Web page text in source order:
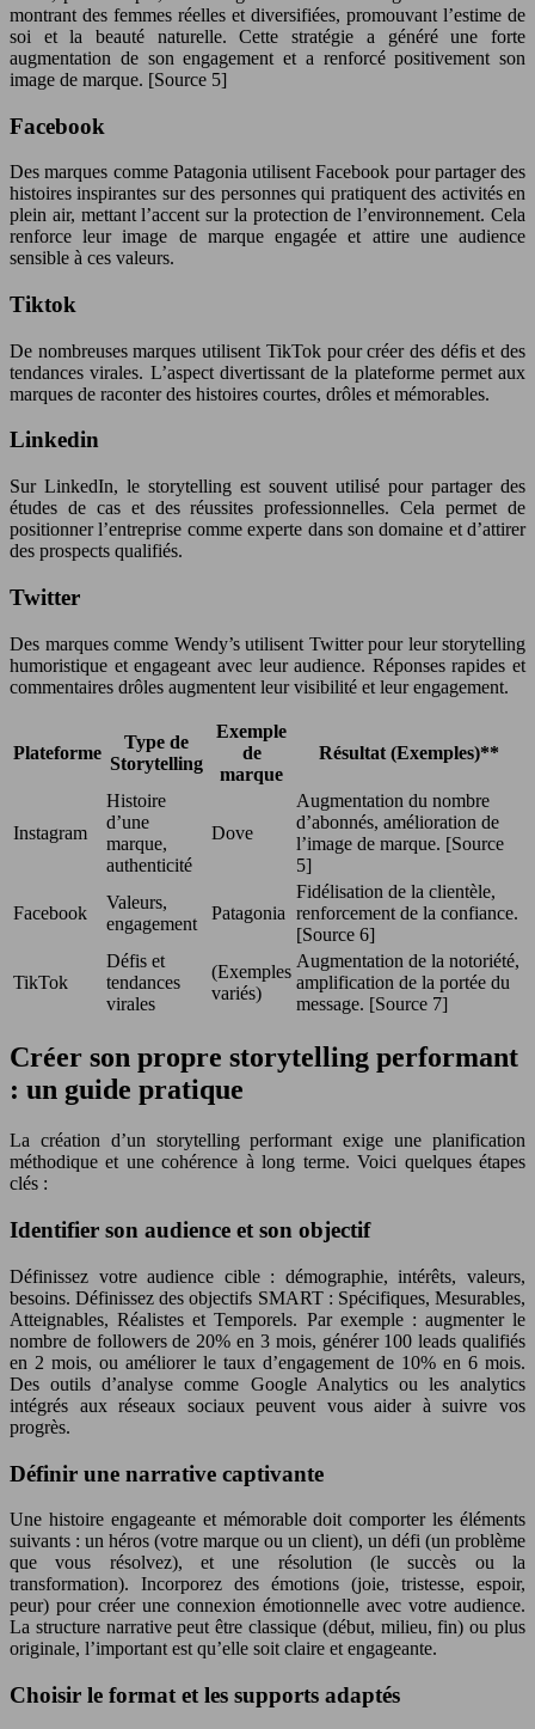
montrant des femmes réelles et diversifiées, promouvant l’estime de
soi et la beauté naturelle. Cette stratégie a généré une forte
augmentation de son engagement et a renforcé positivement son
image de marque. [Source 5]
Facebook
Des marques comme Patagonia utilisent Facebook pour partager des
histoires inspirantes sur des personnes qui pratiquent des activités en
plein air, mettant l’accent sur la protection de l’environnement. Cela
renforce leur image de marque engagée et attire une audience
sensible à ces valeurs.
Tiktok
De nombreuses marques utilisent TikTok pour créer des défis et des
tendances virales. L’aspect divertissant de la plateforme permet aux
marques de raconter des histoires courtes, drôles et mémorables.
Linkedin
Sur LinkedIn, le storytelling est souvent utilisé pour partager des
études de cas et des réussites professionnelles. Cela permet de
positionner l’entreprise comme experte dans son domaine et d’attirer
des prospects qualifiés.
Twitter
Des marques comme Wendy’s utilisent Twitter pour leur storytelling
humoristique et engageant avec leur audience. Réponses rapides et
commentaires drôles augmentent leur visibilité et leur engagement.
Plateforme
Type de
Storytelling
Exemple
de
marque
Résultat (Exemples)**
Instagram
Histoire
d’une
marque,
authenticité
Dove
Augmentation du nombre
d’abonnés, amélioration de
l’image de marque. [Source
5]
Facebook
Valeurs,
engagement
Patagonia
Fidélisation de la clientèle,
renforcement de la confiance.
[Source 6]
TikTok
Défis et
tendances
virales
(Exemples
variés)
Augmentation de la notoriété,
amplification de la portée du
message. [Source 7]
Créer son propre storytelling performant
: un guide pratique
La création d’un storytelling performant exige une planification
méthodique et une cohérence à long terme. Voici quelques étapes
clés :
Identifier son audience et son objectif
Définissez votre audience cible : démographie, intérêts, valeurs,
besoins. Définissez des objectifs SMART : Spécifiques, Mesurables,
Atteignables, Réalistes et Temporels. Par exemple : augmenter le
nombre de followers de 20% en 3 mois, générer 100 leads qualifiés
en 2 mois, ou améliorer le taux d’engagement de 10% en 6 mois.
Des outils d’analyse comme Google Analytics ou les analytics
intégrés aux réseaux sociaux peuvent vous aider à suivre vos
progrès.
Définir une narrative captivante
Une histoire engageante et mémorable doit comporter les éléments
suivants : un héros (votre marque ou un client), un défi (un problème
que vous résolvez), et une résolution (le succès ou la
transformation). Incorporez des émotions (joie, tristesse, espoir,
peur) pour créer une connexion émotionnelle avec votre audience.
La structure narrative peut être classique (début, milieu, fin) ou plus
originale, l’important est qu’elle soit claire et engageante.
Choisir le format et les supports adaptés